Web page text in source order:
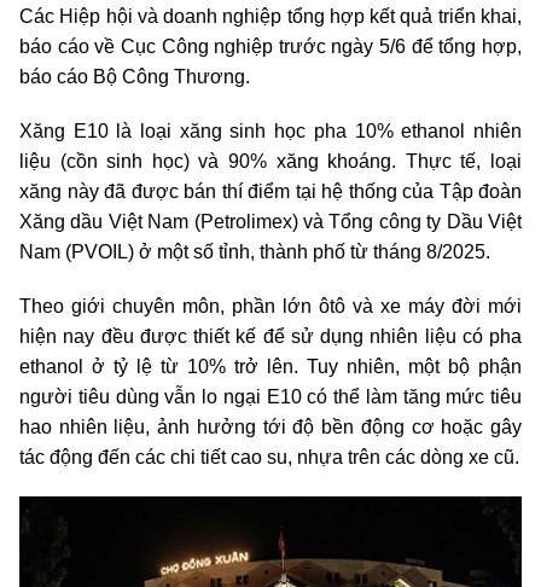
Các Hiệp hội và doanh nghiệp tổng hợp kết quả triển khai,
báo cáo về Cục Công nghiệp trước ngày 5/6 để tổng hợp,
báo cáo Bộ Công Thương.
Xăng E10 là loại xăng sinh học pha 10% ethanol nhiên
liệu (cồn sinh học) và 90% xăng khoáng. Thực tế, loại
xăng này đã được bán thí điểm tại hệ thống của Tập đoàn
Xăng dầu Việt Nam (Petrolimex) và Tổng công ty Dầu Việt
Nam (PVOIL) ở một số tỉnh, thành phố từ tháng 8/2025.
Theo giới chuyên môn, phần lớn ôtô và xe máy đời mới
hiện nay đều được thiết kế để sử dụng nhiên liệu có pha
ethanol ở tỷ lệ từ 10% trở lên. Tuy nhiên, một bộ phận
người tiêu dùng vẫn lo ngại E10 có thể làm tăng mức tiêu
hao nhiên liệu, ảnh hưởng tới độ bền động cơ hoặc gây
tác động đến các chi tiết cao su, nhựa trên các dòng xe cũ.